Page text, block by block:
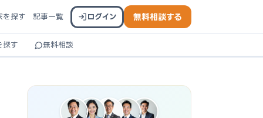
を探す 記事一覧 ログイン 無料相談する
探す 無料相談